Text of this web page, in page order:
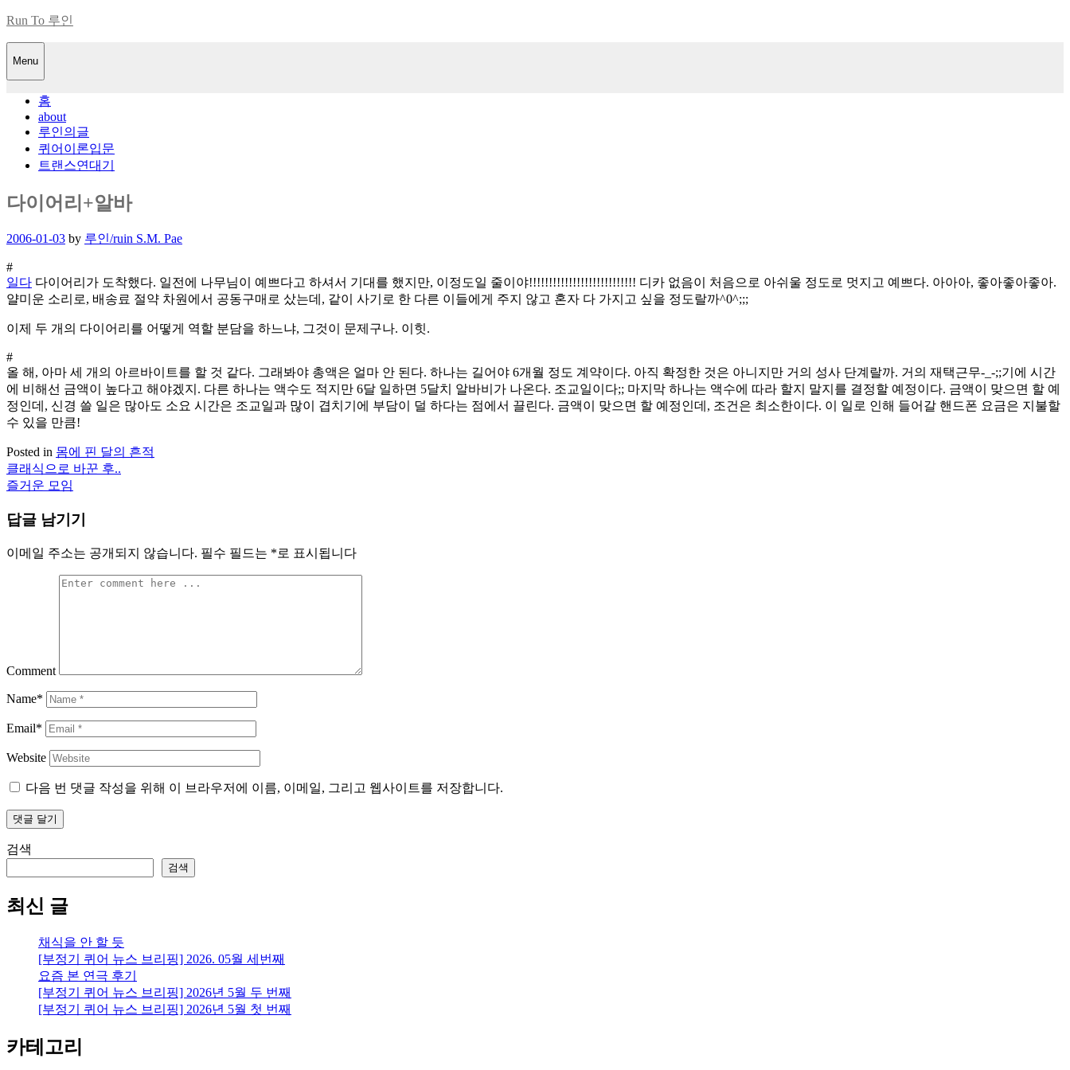
Skip
content
Run To 루인
Menu
홈
about
루인의글
퀴어이론입문
트랜스연대기
다이어리+알바
Posted
2006-01-03 by 루인/ruin S.M. Pae
#
일다 다이어리가 도착했다. 일전에 나무님이 예쁘다고 하셔서 기대를 했지만, 이정도일 줄이야!!!!!!!!!!!!!!!!!!!!!!!!!!! 디카 없음이 처음으로 아쉬울 정도로 멋지고 예쁘다. 아아아, 좋아좋아좋아.
얄미운 소리로, 배송료 절약 차원에서 공동구매로 샀는데, 같이 사기로 한 다른 이들에게 주지 않고 혼자 다 가지고 싶을 정도랄까^0^;;;
이제 두 개의 다이어리를 어떻게 역할 분담을 하느냐, 그것이 문제구나. 이힛.
#
올 해, 아마 세 개의 아르바이트를 할 것 같다. 그래봐야 총액은 얼마 안 된다. 하나는 길어야 6개월 정도 계약이다. 아직 확정한 것은 아니지만 거의 성사 단계랄까. 거의 재택근무-_-;;기에 시간
에 비해선 금액이 높다고 해야겠지. 다른 하나는 액수도 적지만 6달 일하면 5달치 알바비가 나온다. 조교일이다;; 마지막 하나는 액수에 따라 할지 말지를 결정할 예정이다. 금액이 맞으면 할 예
정인데, 신경 쓸 일은 많아도 소요 시간은 조교일과 많이 겹치기에 부담이 덜 하다는 점에서 끌린다. 금액이 맞으면 할 예정인데, 조건은 최소한이다. 이 일로 인해 들어갈 핸드폰 요금은 지불할
수 있을 만큼!
Posted in 몸에 핀 달의 흔적
글
색
클래식으로 바꾼 후..
즐거운 모임
답글 남기기
이메일 주소는 공개되지 않습니다. 필수 필드는 *로 표시됩니다
Comment
Name*
Email*
Website
다음 번 댓글 작성을 위해 이 브라우저에 이름, 이메일, 그리고 웹사이트를 저장합니다.
검색
검색
최신 글
채식을 안 할 듯
[부정기 퀴어 뉴스 브리핑] 2026. 05월 세번째
요즘 본 연극 후기
[부정기 퀴어 뉴스 브리핑] 2026년 5월 두 번째
[부정기 퀴어 뉴스 브리핑] 2026년 5월 첫 번째
카테고리